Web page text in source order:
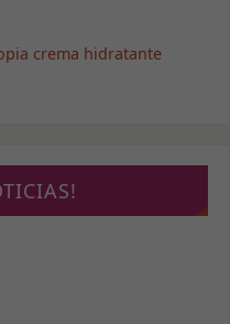
crema hidratante